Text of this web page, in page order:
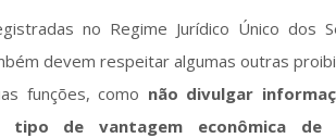
no Regime Jurídico Único dos
devem respeitar algumas outras
funções, como não divulgar
tipo de vantagem econômica de